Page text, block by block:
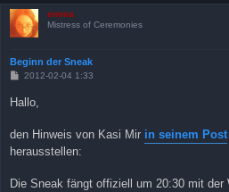
emma
Mistress of Ceremonies
Beginn der Sneak
B
t
g
2012-02-04 1:33
Hallo,
den Hinweis von Kasi Mir in seinem Post
herausstellen:
Die Sneak fängt offiziell um 20:30 mit der